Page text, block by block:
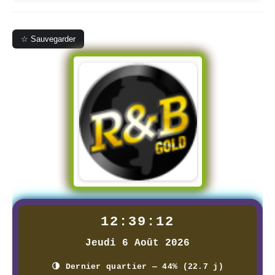
☆ Sauvegarder
12:39:13
Jeudi 6 Août 2026
🌗 Dernier quartier — 44% (22.7 j)